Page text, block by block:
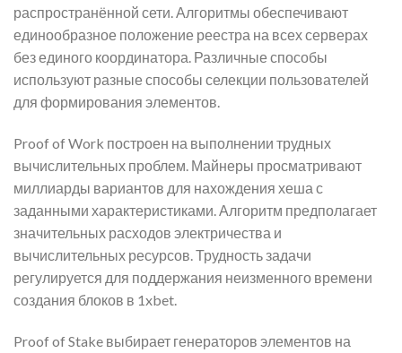
распространённой сети. Алгоритмы обеспечивают
единообразное положение реестра на всех серверах
без единого координатора. Различные способы
используют разные способы селекции пользователей
для формирования элементов.
Proof of Work построен на выполнении трудных
вычислительных проблем. Майнеры просматривают
миллиарды вариантов для нахождения хеша с
заданными характеристиками. Алгоритм предполагает
значительных расходов электричества и
вычислительных ресурсов. Трудность задачи
регулируется для поддержания неизменного времени
создания блоков в 1xbet.
Proof of Stake выбирает генераторов элементов на